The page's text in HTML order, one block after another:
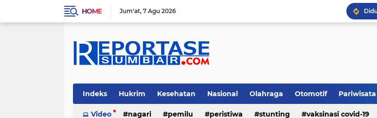
HOME Jum'at 7 Agu 2026
Indeks Hukrim Kesehatan Nasional Olahraga Otomotif Pariwisata
Video nagari pemilu peristiwa stunting vaksinasi covid-19